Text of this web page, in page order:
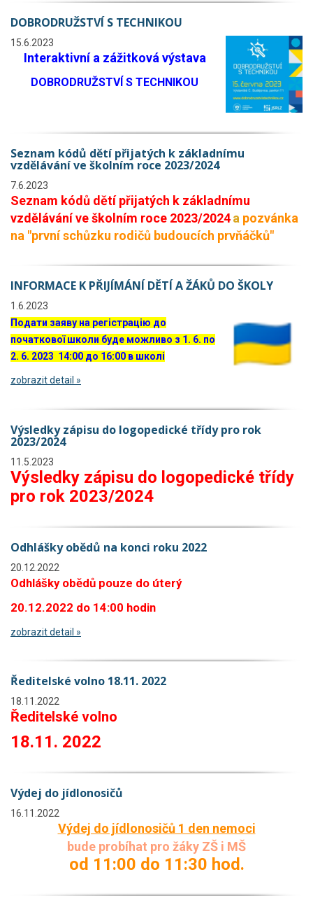
DOBRODRUŽSTVÍ S TECHNIKOU
15.6.2023
Interaktivní a zážitková výstava
DOBRODRUŽSTVÍ S TECHNIKOU
Seznam kódů dětí přijatých k základnímu
vzdělávání ve školním roce 2023/2024
7.6.2023
Seznam kódů dětí přijatých k základnímu
vzdělávání ve školním roce 2023/2024a pozvánka
na "první schůzku rodičů budoucích prvňáčků"
INFORMACE K PŘIJÍMÁNÍ DĚTÍ A ŽÁKŮ DO ŠKOLY
1.6.2023
Подати заяву на регістрацію до
початкової школи буде можливо з 1. 6. по
2. 6. 2023 14:00 до 16:00 в школі
zobrazit detail »
Výsledky zápisu do logopedické třídy pro rok
2023/2024
11.5.2023
Výsledky zápisu do logopedické třídy
pro rok 2023/2024
Odhlášky obědů na konci roku 2022
20.12.2022
Odhlášky obědů pouze do úterý
20.12.2022 do 14:00 hodin
zobrazit detail »
Ředitelské volno 18.11. 2022
18.11.2022
Ředitelské volno
18.11. 2022
Výdej do jídlonosičů
16.11.2022
Výdej do jídlonosičů 1 den nemoci
bude probíhat pro žáky ZŠ i MŠ
od 11:00 do 11:30 hod.